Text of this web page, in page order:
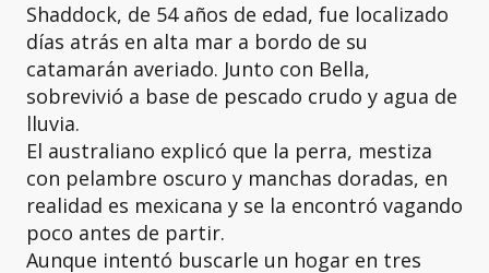
Shaddock, de 54 años de edad, fue localizado
días atrás en alta mar a bordo de su
catamarán averiado. Junto con Bella,
sobrevivió a base de pescado crudo y agua de
lluvia.
El australiano explicó que la perra, mestiza
con pelambre oscuro y manchas doradas, en
realidad es mexicana y se la encontró vagando
poco antes de partir.
Aunque intentó buscarle un hogar en tres